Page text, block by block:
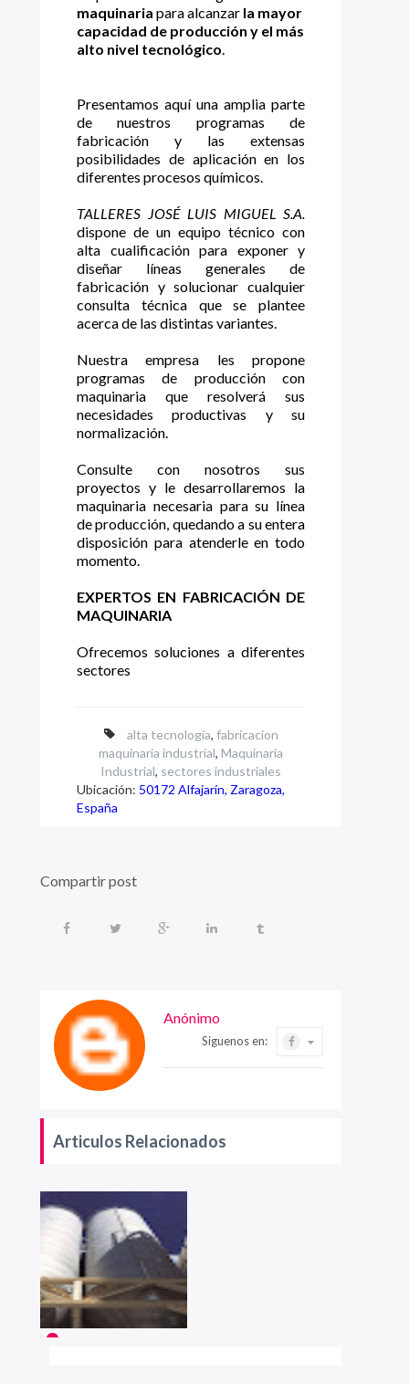
maquinaria para alcanzar la mayor
capacidad de producción y el más
alto nivel tecnológico
Presentamos aquí una amplia parte
de nuestros programas de
fabricación y las extensas
posibilidades de aplicación en los
diferentes procesos químicos.
TALLERES JOSÉ LUIS MIGUEL S.A.
dispone de un equipo técnico con
alta cualificación para exponer y
diseñar líneas generales de
fabricación y solucionar cualquier
consulta técnica que se plantee
acerca de las distintas variantes.
Nuestra empresa les propone
programas de producción con
maquinaria que resolverá sus
necesidades productivas y su
normalización.
Consulte con nosotros sus
proyectos y le desarrollaremos la
maquinaria necesaria para su línea
de producción, quedando a su entera
disposición para atenderle en todo
momento.
EXPERTOS EN FABRICACIÓN DE
MAQUINARIA
Ofrecemos soluciones a diferentes
sectores
alta tecnología, fabricacion
maquinaria industrial, Maquinaria
Industrial, sectores industriales
Ubicación: 50172 Alfajarín, Zaragoza,
España
Compartir post
Anónimo
Siguenos en:
Articulos Relacionados